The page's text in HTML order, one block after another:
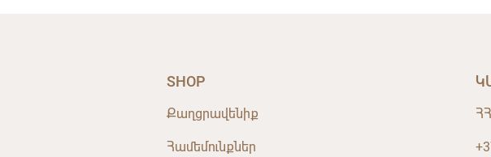
SHOP
Քաղցրավենիք
Համեմունքներ